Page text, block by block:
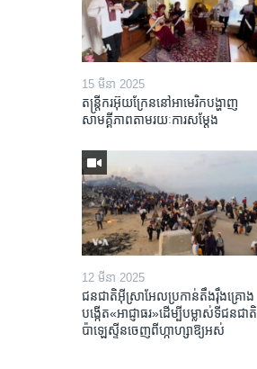
15 មីនា 2025
តន្ត្រីករ​អ៊ុយក្រែន​នៅ​អាមេរិក​បង្ហាញ​
សាមគ្គីភាព​តាម​រយៈ​ការសម្តែង
12 មីនា 2025
ជនជាតិ​អ៊ីស្រាអែល​ប្រកាន់​តឹងរ៉ឹង​គ្រោង​
បង្កើត​«អាជ្ញាធរ‍»​ដើម្បី​បម្លាស់​ទី​ជនជាតិ​
ប៉ាឡេស្ទីន​ចេញពី​ហ្កាហ្សា​ឱ្យ​អស់